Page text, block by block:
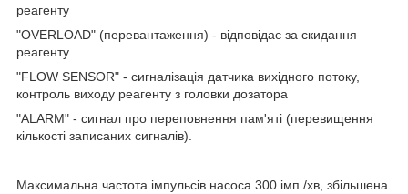
реагенту
"OVERLOAD" (перевантаження) - відповідає за скидання
реагенту
"FLOW SENSOR" - сигналізація датчика вихідного потоку,
контроль виходу реагенту з головки дозатора
"ALARM" - сигнал про переповнення пам'яті (перевищення
кількості записаних сигналів).
Максимальна частота імпульсів насоса 300 імп./хв, збільшена